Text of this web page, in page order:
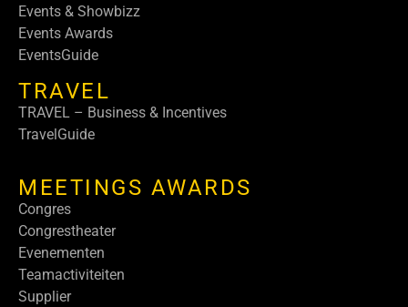
Events & Showbizz
Events Awards
EventsGuide
TRAVEL
TRAVEL – Business & Incentives
TravelGuide
MEETINGS AWARDS
Congres
Congrestheater
Evenementen
Teamactiviteiten
Supplier